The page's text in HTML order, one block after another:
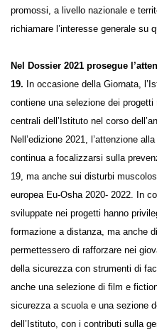
promossi, a livello nazionale e
richiamare l’interesse generale su
Nel Dossier 2021 prosegue
19. In occasione della Giornata,
contiene una selezione dei
centrali dell’Istituto nel corso
Nell’edizione 2021, l’attenzione
continua a focalizzarsi sulla
19, ma anche sui disturbi
europea Eu-Osha 2020- 2022. In
sviluppate nei progetti hanno
formazione a distanza, ma anche
permettessero di rafforzare nei
e della sicurezza con strumenti di
anche una selezione di film e
sicurezza a scuola e una sezione
dell’Istituto, con i contributi sulla